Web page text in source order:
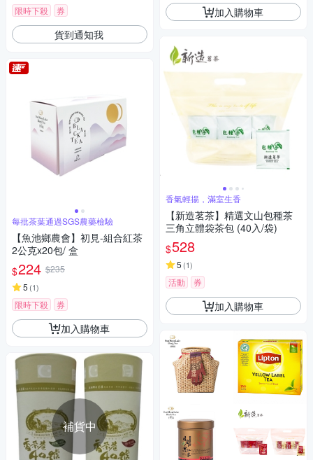
限時下殺 券
貨到通知我
每批茶葉通過SGS農藥檢驗
【魚池鄉農會】初見-組合紅茶
2公克x20包/ 盒
$224 $235
5 (1)
限時下殺 券
加入購物車
補貨中
加入購物車
香氣輕揚，滿室生香
【新造茗茶】精選文山包種茶
三角立體袋茶包 (40入/袋)
$528
5 (1)
活動 券
加入購物車